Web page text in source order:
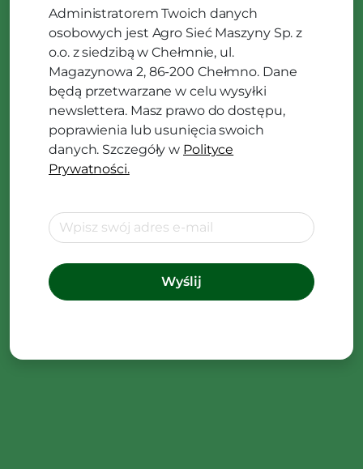
Administratorem Twoich danych
osobowych jest Agro Sieć Maszyny Sp. z
o.o. z siedzibą w Chełmnie, ul.
Magazynowa 2, 86-200 Chełmno. Dane
będą przetwarzane w celu wysyłki
newslettera. Masz prawo do dostępu,
poprawienia lub usunięcia swoich
danych. Szczegóły w Polityce
Prywatności.